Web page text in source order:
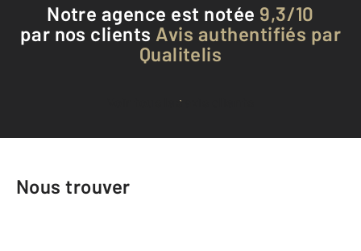
Notre agence est notée 9,3/10
par nos clients Avis authentifiés par
Qualitelis
Voir tous les avis clients
Nous trouver